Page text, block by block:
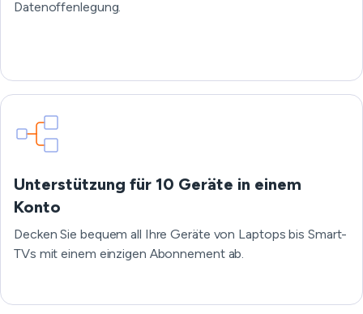
Datenoffenlegung.
Unterstützung für 10 Geräte in einem
Konto
Decken Sie bequem all Ihre Geräte von Laptops bis Smart-
TVs mit einem einzigen Abonnement ab.